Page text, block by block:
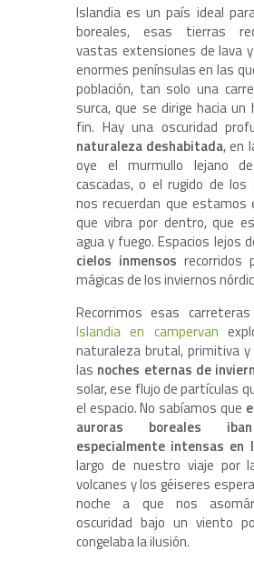
Islandia es un país ideal
boreales, esas tierras
vastas extensiones de lava
enormes penínsulas en las
población, tan solo una
surca, que se dirige hacia
fin. Hay una oscuridad
naturaleza deshabitada, en
oye el murmullo lejano
cascadas, o el rugido de los
nos recuerdan que estamos
que vibra por dentro, que
agua y fuego. Espacios lejos
cielos inmensos recorridos
mágicas de los inviernos
Recorrimos esas
Islandia en campervan
naturaleza brutal, primitiva y
las noches eternas de
solar, ese flujo de partículas
el espacio. No sabíamos que
auroras boreales
especialmente intensas en
largo de nuestro viaje por
volcanes y los géiseres
noche a que nos
oscuridad bajo un viento
congelaba la ilusión.